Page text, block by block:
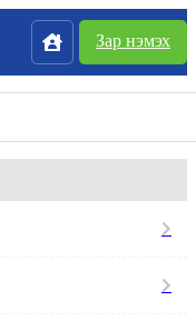
Зар нэмэх